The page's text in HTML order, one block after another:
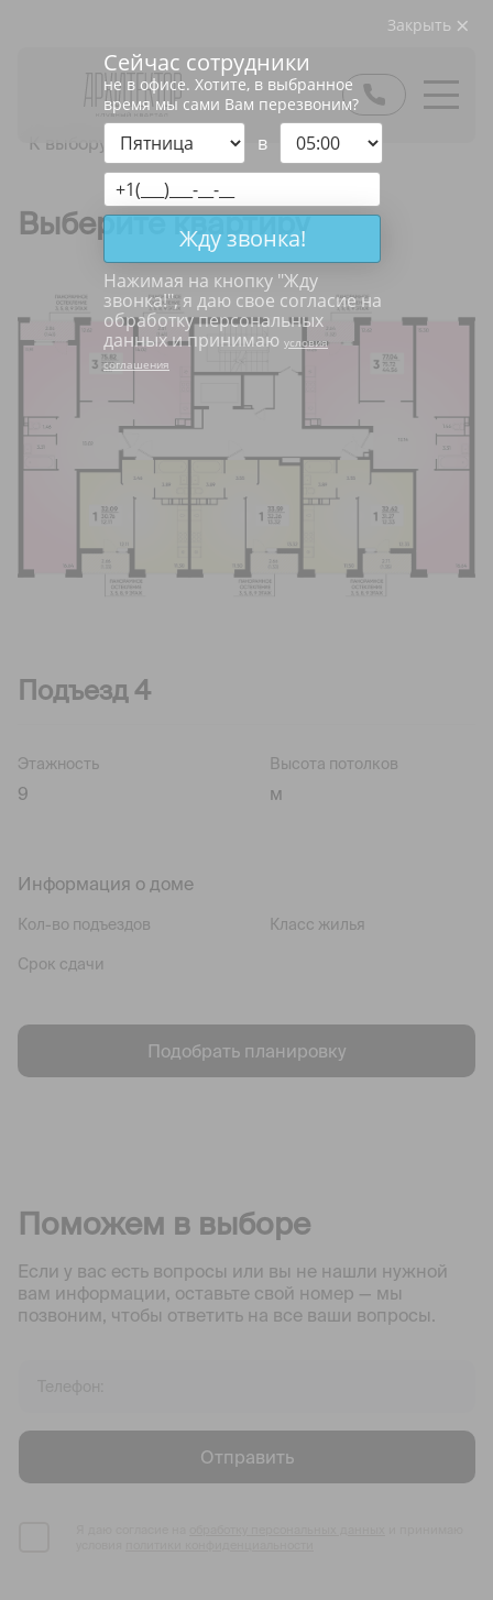
К выбору подъезда
Выберите квартиру
Подъезд 4
Этажность
9
Высота потолков
м
Информация о доме
Кол-во подъездов Класс жилья
Срок сдачи
Подобрать планировку
Поможем в выборе
Если у вас есть вопросы или вы не нашли нужной
вам информации, оставьте свой номер — мы
позвоним, чтобы ответить на все ваши вопросы.
Отправить
Закрыть
Сейчас сотрудники
не в офисе. Хотите, в выбранное
время мы сами Вам перезвоним?
в
Жду звонка!
Нажимая на кнопку "Жду
звонка!", я даю свое согласие на
обработку персональных
данных и принимаю условия
соглашения